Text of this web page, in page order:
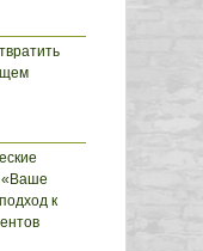
«Ваше
к